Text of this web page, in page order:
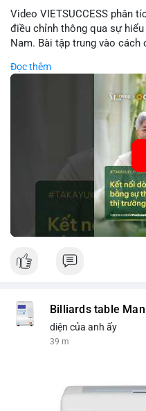
Video VIETSUCCESS phân
điều chỉnh thông qua sự
Nam. Bài tập trung vào cách
đầu tư trực tiếp vào doanh
Kết nối này không chỉ tạo
còn tạo ra động lực cho thị
nhà đầu tư đa quốc gia tìm
như chính sách tài chính
ổn định thị trường sẽ ảnh
nhập khẩu từ Nhật Bản. Bài
tin thị trường chính xác
thị trường khác nhau.
🎥 Xem video trực tiếp tại:
Đọc thêm
Billiards table
diện của anh ấy
39 m